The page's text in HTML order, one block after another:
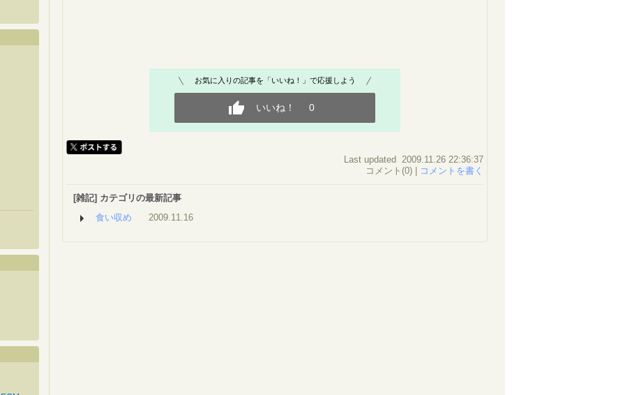
お気に入りの記事を「いいね！」で応援しよう
いいね！ 0
Last updated 2009.11.26 22:36:37
コメント(0) |
コメントを書く
[雑記] カテゴリの最新記事
食い収め
2009.11.16